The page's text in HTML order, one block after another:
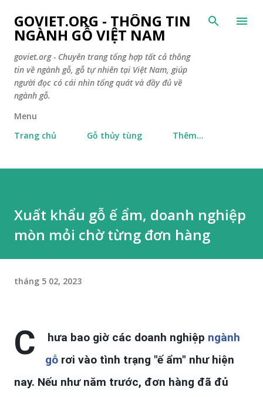
Chuyển đến nội dung chính
GOVIET.ORG - THÔNG TIN
NGÀNH GỖ VIỆT NAM
goviet.org - Chuyên trang tổng hợp tất cả thông
tin về ngành gỗ, gỗ tự nhiên tại Việt Nam, giúp
người đọc có cái nhìn tổng quát và đầy đủ về
ngành gỗ.
Menu
Trang chủ
Gỗ thủy tùng Thêm…
Xuất khẩu gỗ ế ẩm, doanh nghiệp
mòn mỏi chờ từng đơn hàng
tháng 5 02, 2023
C hưa bao giờ các doanh nghiệp ngành
gỗ rơi vào tình trạng "ế ẩm" như hiện
nay. Nếu như năm trước, đơn hàng đã đủ